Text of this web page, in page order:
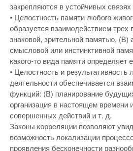
закрепляются в устойчивых
• Целостность памяти любого
образуется взаимодействием трех
знаковой, зрительной памятью, (В)
смысловой или инстинктивной
какого-то вида памяти определяет
• Целостность и результативность
деятельности обеспечивается
функций: (В) планирование
организация в настоящем времени
совершенных действий и т. д.
Законы корреляции позволяют
возможность локализации
проявления бесконечности